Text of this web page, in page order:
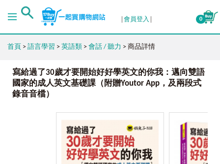
會員登入 0
首頁 > 語言學習 > 英語類 > 會話 / 聽力 > 商品詳情
寫給過了30歲才要開始好好學英文的你我：邁向雙語
國家的成人英文基礎課（附贈Youtor App，及兩段式
錄音音檔）